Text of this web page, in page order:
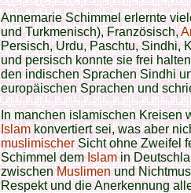
Annemarie Schimmel erlernte
und Turkmenisch), Französisch,
Persisch, Urdu, Paschtu, Sindhi,
und persisch konnte sie frei
den indischen Sprachen Sindhi
europäischen Sprachen und
In manchen islamischen Kreisen
Islamkonvertiert sei, was aber
muslimischerSicht ohne Zweifel
Schimmel demIslamin
zwischenMuslimenund
Respekt und die Anerkennung